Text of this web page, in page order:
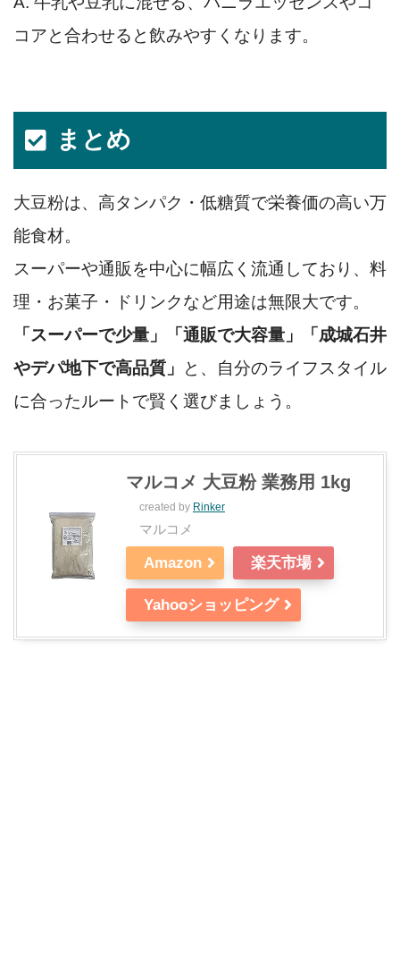
コアと合わせると飲みやすくなります。
まとめ
大豆粉は、高タンパク・低糖質で栄養価の高い万
能食材。
スーパーや通販を中心に幅広く流通しており、料
理・お菓子・ドリンクなど用途は無限大です。
「スーパーで少量」「通販で大容量」「成城石井
やデパ地下で高品質」
と、自分のライフスタイル
に合ったルートで賢く選びましょう。
マルコメ 大豆粉 業務用 1kg
created by Rinker
マルコメ
Amazon 楽天市場
Yahooショッピング